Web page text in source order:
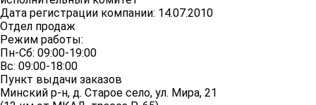
Дата регистрации компании: 14.07.2010
Отдел продаж
Режим работы:
Пн-Сб: 09:00-19:00
Вс: 09:00-18:00
Пункт выдачи заказов
Минский р-н, д. Старое село, ул. Мира, 21